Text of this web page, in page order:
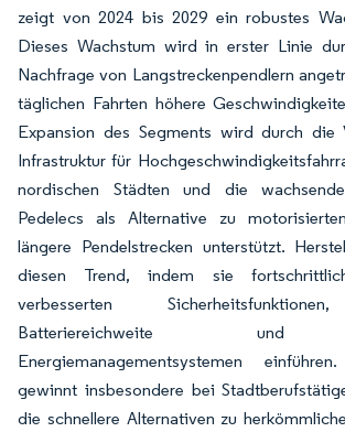
zeigt von 2024 bis 2029 ein robustes
Dieses Wachstum wird in erster Linie
Nachfrage von Langstreckenpendlern
täglichen Fahrten höhere
Expansion des Segments wird durch die
Infrastruktur für
nordischen Städten und die
Pedelecs als Alternative zu
längere Pendelstrecken unterstützt.
diesen Trend, indem sie
verbesserten
Batteriereichweite und
Energiemanagementsystemen
gewinnt insbesondere bei
die schnellere Alternativen zu